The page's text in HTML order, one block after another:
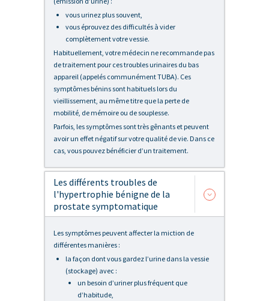
vous urinez plus souvent,
vous éprouvez des difficultés à vider
complètement votre vessie.
Habituellement, votre médecin ne recommande pas
de traitement pour ces troubles urinaires du bas
appareil (appelés communément TUBA). Ces
symptômes bénins sont habituels lors du
vieillissement, au même titre que la perte de
mobilité, de mémoire ou de souplesse.
Parfois, les symptômes sont très gênants et peuvent
avoir un effet négatif sur votre qualité de vie. Dans ce
cas, vous pouvez bénéficier d’un traitement.
Les différents troubles de
l'hypertrophie bénigne de la
prostate symptomatique
Les symptômes peuvent affecter la miction de
différentes manières :
la façon dont vous gardez l’urine dans la vessie
(stockage) avec :
un besoin d’uriner plus fréquent que
d’habitude,